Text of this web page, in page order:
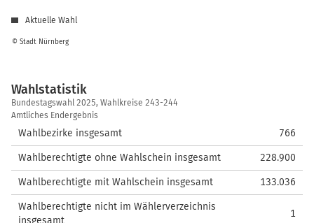
© Stadt Nürnberg
Aktuelle Wahl
Wahlstatistik
Wahlstatistik
Bundestagswahl 2025, Wahlkreise 243-244
Amtliches Endergebnis
Wahlbezirke insgesamt 766
Wahlberechtigte ohne Wahlschein insgesamt 228.900
Wahlberechtigte mit Wahlschein insgesamt 133.036
Wahlberechtigte nicht im Wählerverzeichnis
insgesamt
1